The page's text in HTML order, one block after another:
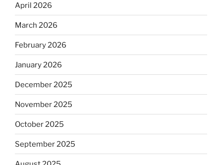
April 2026
March 2026
February 2026
January 2026
December 2025
November 2025
October 2025
September 2025